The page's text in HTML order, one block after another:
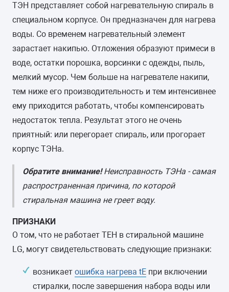
ТЭН представляет собой нагревательную спираль в
специальном корпусе. Он предназначен для нагрева
воды. Со временем нагревательный элемент
зарастает накипью. Отложения образуют примеси в
воде, остатки порошка, ворсинки с одежды, пыль,
мелкий мусор. Чем больше на нагревателе накипи,
тем ниже его производительность и тем интенсивнее
ему приходится работать, чтобы компенсировать
недостаток тепла. Результат этого не очень
приятный: или перегорает спираль, или прогорает
корпус ТЭНа.
Обратите внимание!Неисправность ТЭНа - самая
распространенная причина, по которой
стиральная машина не греет воду.
ПРИЗНАКИ
О том, что не работает ТЕН в стиральной машине
LG, могут свидетельствовать следующие признаки:
возникает ошибка нагрева tE при включении
стиралки, после завершения набора воды или